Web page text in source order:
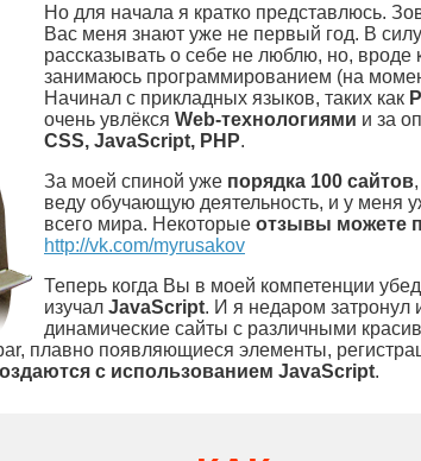
Но для начала я кратко представлюсь.
Вас меня знают уже не первый год. В
рассказывать о себе не люблю, но, вроде
занимаюсь программированием (на
Начинал с прикладных языков, таких как
очень увлёкся Web-технологиями и за
CSS, JavaScript, PHP.
За моей спиной уже порядка 100 сайтов
веду обучающую деятельность, и у меня
всего мира. Некоторые отзывы можете
http://vk.com/myrusakov
Теперь когда Вы в моей компетенции
изучал JavaScript. И я недаром затронул
динамические сайты с различными
плавно появляющиеся элементы,
с использованием JavaScript.